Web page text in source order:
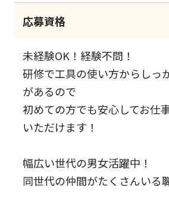
応募資格
未経験OK！経験不問！
研修で工具の使い方からしっ
があるので
初めての方でも安心してお仕
いただけます！
幅広い世代の男女活躍中！
同世代の仲間がたくさんいる